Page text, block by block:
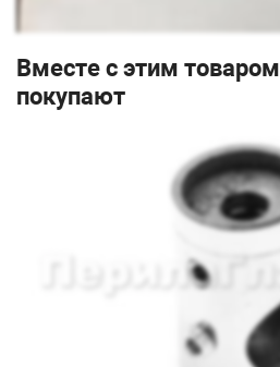
Вместе с этим товаром
покупают